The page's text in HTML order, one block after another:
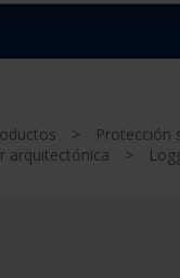
> Protección
arquitectónica
>